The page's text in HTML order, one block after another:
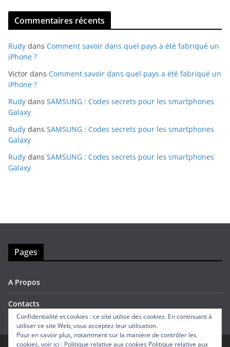
Commentaires récents
Rudy dans Comment savoir dans quel pays a été fabriqué un
iPhone ?
Victor dans Comment savoir dans quel pays a été fabriqué un
iPhone ?
Rudy dans SAMSUNG : Codes secrets pour les smartphones
Galaxy
Rudy dans SAMSUNG : Codes secrets pour les smartphones
Galaxy
Rudy dans SAMSUNG : Codes secrets pour les smartphones
Galaxy
Pages
A Propos
Contacts
Confidentialité et cookies : ce site utilise des cookies. En continuant à
utiliser ce site Web, vous acceptez leur utilisation.
Pour en savoir plus, notamment sur la manière de contrôler les
cookies, voir ici : Politique relative aux cookies Politique relative aux